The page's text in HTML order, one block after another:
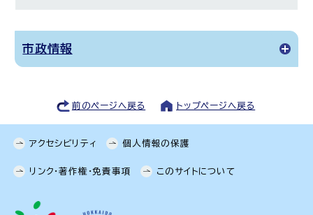
市政情報
前のページへ戻る トップページへ戻る
アクセシビリティ 個人情報の保護
リンク・著作権・免責事項 このサイトについて